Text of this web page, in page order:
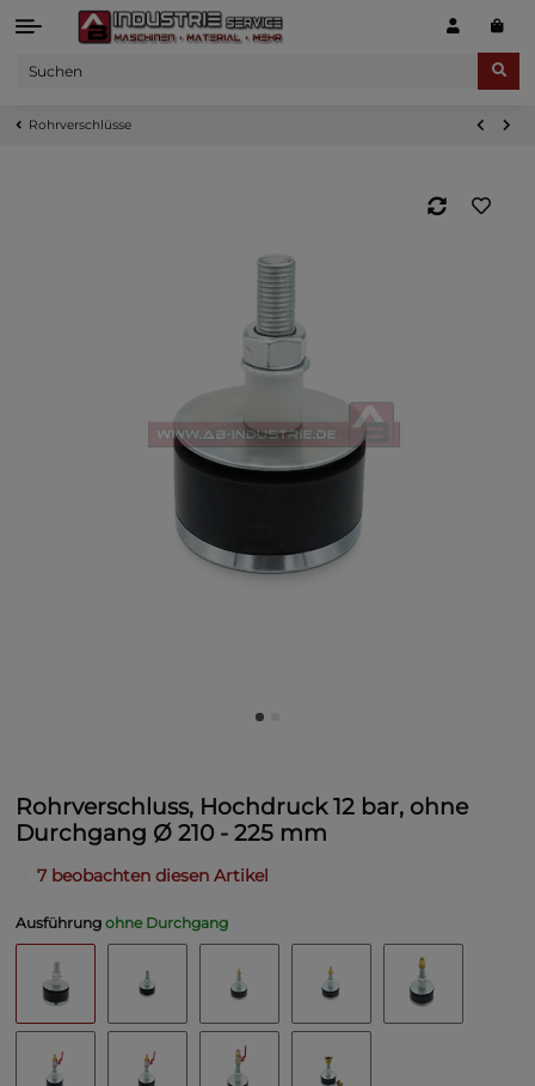
Rohrverschlüsse
Rohrverschluss, Hochdruck 12 bar, ohne
Durchgang Ø 210 - 225 mm
7 beobachten diesen Artikel
Ausführung ohne Durchgang